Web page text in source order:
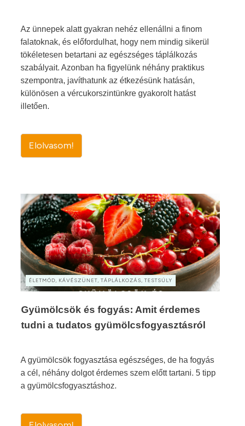
Az ünnepek alatt gyakran nehéz ellenállni a finom
falatoknak, és előfordulhat, hogy nem mindig sikerül
tökéletesen betartani az egészséges táplálkozás
szabályait. Azonban ha figyelünk néhány praktikus
szempontra, javíthatunk az étkezésünk hatásán,
különösen a vércukorszintünkre gyakorolt hatást
illetően.
Elolvasom!
ÉLETMÓD, KÁVÉSZÜNET, TÁPLÁLKOZÁS, TESTSÚLY
Gyümölcsök és fogyás: Amit érdemes
tudni a tudatos gyümölcsfogyasztásról
A gyümölcsök fogyasztása egészséges, de ha fogyás
a cél, néhány dolgot érdemes szem előtt tartani. 5 tipp
a gyümölcsfogyasztáshoz.